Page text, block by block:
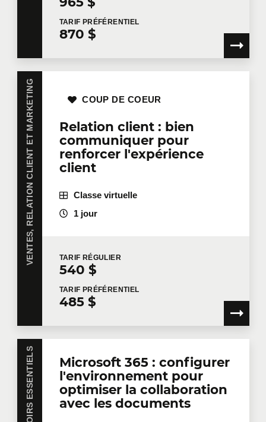
TARIF PRÉFÉRENTIEL
870 $
VENTES, RELATION CLIENT ET MARKETING
Relation client : bien
communiquer pour
renforcer l'expérience
client
COUP DE COEUR
Classe virtuelle
1 jour
TARIF RÉGULIER
540 $
TARIF PRÉFÉRENTIEL
485 $
SAVOIRS ESSENTIELS
Microsoft 365 : configurer
l'environnement pour
optimiser la collaboration
avec les documents